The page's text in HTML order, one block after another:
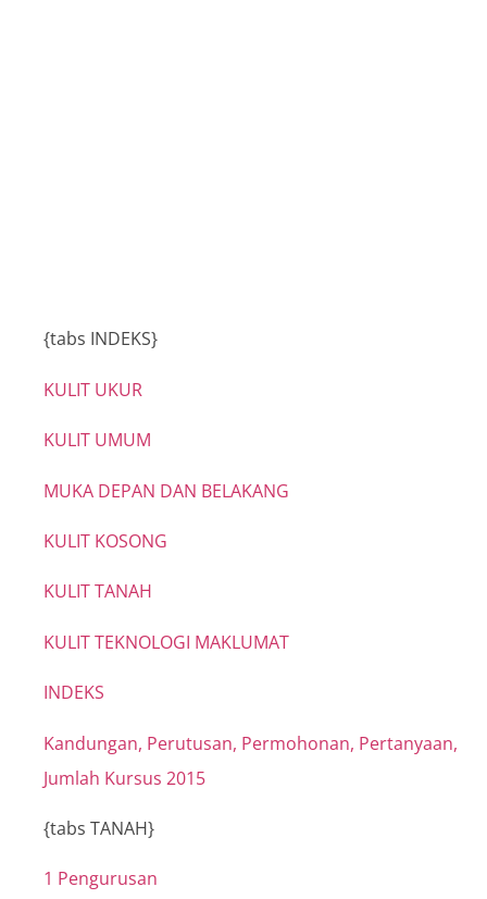
{tabs INDEKS}
KULIT UKUR
KULIT UMUM
MUKA DEPAN DAN BELAKANG
KULIT KOSONG
KULIT TANAH
KULIT TEKNOLOGI MAKLUMAT
INDEKS
Kandungan, Perutusan, Permohonan, Pertanyaan,
Jumlah Kursus 2015
{tabs TANAH}
1 Pengurusan